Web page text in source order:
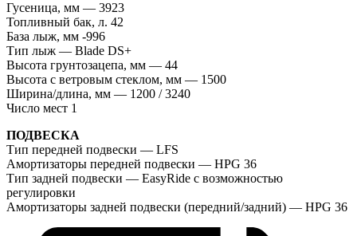
Гусеница, мм — 3923
Топливный бак, л. 42
База лыж, мм -996
Тип лыж — Blade DS+
Высота грунтозацепа, мм — 44
Высота с ветровым стеклом, мм — 1500
Ширина/длина, мм — 1200 / 3240
Число мест 1
ПОДВЕСКА
Тип передней подвески — LFS
Амортизаторы передней подвески — HPG 36
Тип задней подвески — EasyRide с возможностью
регулировки
Амортизаторы задней подвески (передний/задний) — HPG 36